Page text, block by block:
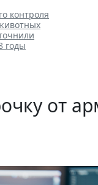
контроля
годы
от